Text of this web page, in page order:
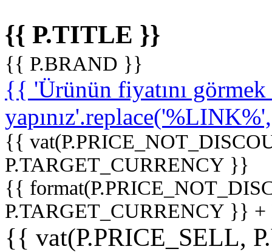
{{ P.TITLE }}
{{ P.BRAND }}
{{ 'Ürünün fiyatını
{{
P.TARGET_CURRENCY }}
{{
P.TARGET_CURRENCY }}
{{ vat(P.PRICE_SELL,